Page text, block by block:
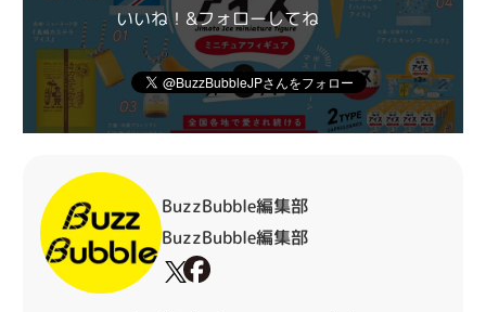
いいね！&フォローしてね
BuzzBubble編集部
BuzzBubble編集部